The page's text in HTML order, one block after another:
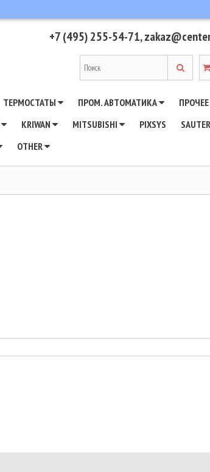
+7 (495) 255-54-71,
ТЕРМОСТАТЫ ПРОМ. АВТОМАТИКА
ПРОЧЕЕ
KRIWAN MITSUBISHI PIXSYS
SAUTER
OTHER